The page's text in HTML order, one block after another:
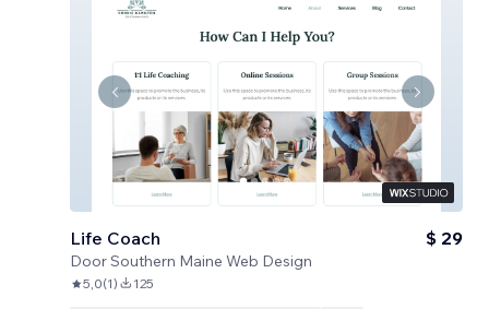
Life Coach
DoorSouthern Maine Web Design
$ 29
5,0(1) 125